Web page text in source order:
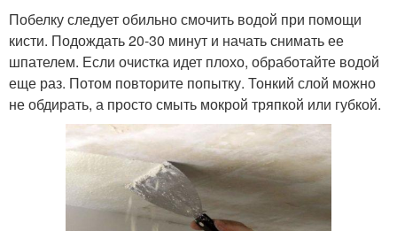
Побелку следует обильно смочить водой при помощи
кисти. Подождать 20-30 минут и начать снимать ее
шпателем. Если очистка идет плохо, обработайте водой
еще раз. Потом повторите попытку. Тонкий слой можно
не обдирать, а просто смыть мокрой тряпкой или губкой.